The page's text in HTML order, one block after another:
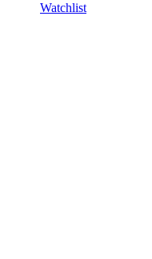
Watchlist